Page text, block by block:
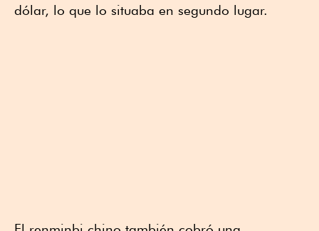
dólar, lo que lo situaba en segundo lugar.